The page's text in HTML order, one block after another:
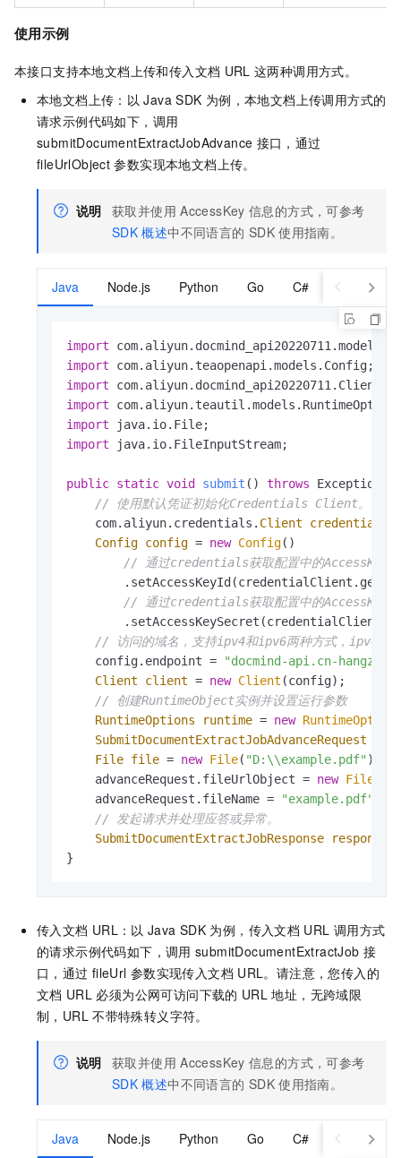
使用示例
本接口支持本地文档上传和传入文档 URL 这两种调用方式。
本地文档上传：以 Java SDK 为例，本地文档上传调用方式的
请求示例代码如下，调用
submitDocumentExtractJobAdvance 接口，通过
fileUrlObject 参数实现本地文档上传。
说明 获取并使用 AccessKey 信息的方式，可参考
SDK 概述中不同语言的 SDK 使用指南。
Java Node.js Python Go C#
import
import
import
import
import
import java.io.FileInputStream;
public static void submit () throws Exception {
// 使用默认凭证初始化Credentials Client。
    com.aliyun.credentials.
Client
Config config = new Config()
// 通过credentials获取配置中的AccessKey
// 通过credentials获取配置中的AccessKey
// 访问的域名，支持ipv4和ipv6两种方式，ipv6
    config.endpoint =
"docmind-api.cn-
Client
client = new Client (config);
// 创建RuntimeObject实例并设置运行参数
RuntimeOptions
runtime = new
SubmitDocumentExtractJobAdvanceRequest
File file = new File( "D:\\example.pdf" );
    advanceRequest.fileUrlObject =
new
    advanceRequest.fileName =
"example.pdf"
// 发起请求并处理应答或异常。
SubmitDocumentExtractJobResponse
response
}
传入文档 URL：以 Java SDK 为例，传入文档 URL 调用方式
的请求示例代码如下，调用 submitDocumentExtractJob 接
口，通过 fileUrl 参数实现传入文档 URL。请注意，您传入的
文档 URL 必须为公网可访问下载的 URL 地址，无跨域限
制，URL 不带特殊转义字符。
说明 获取并使用 AccessKey 信息的方式，可参考
SDK 概述中不同语言的 SDK 使用指南。
Java Node.js Python Go C#